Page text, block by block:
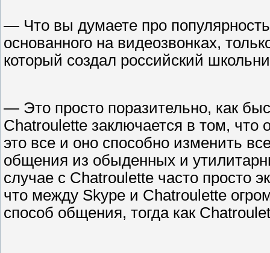
— Что вы думаете про
основанного на видеозвонках,
который создал российский
— Это просто поразительно, как
Chatroulette заключается в том,
это все и оно способно изменить
общения из обыденных и
случае с Chatroulette часто просто
что между Skype и Chatroulette
способ общения, тогда как